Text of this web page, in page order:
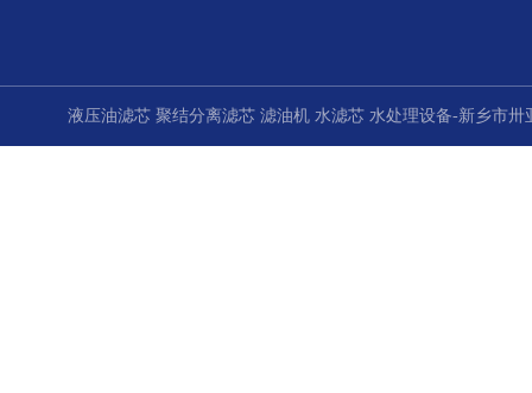
液压油滤芯 聚结分离滤芯 滤油机 水滤芯 水处理设备-新乡